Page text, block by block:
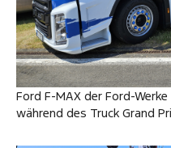
Ford F-MAX der Ford-
während des Truck Grand